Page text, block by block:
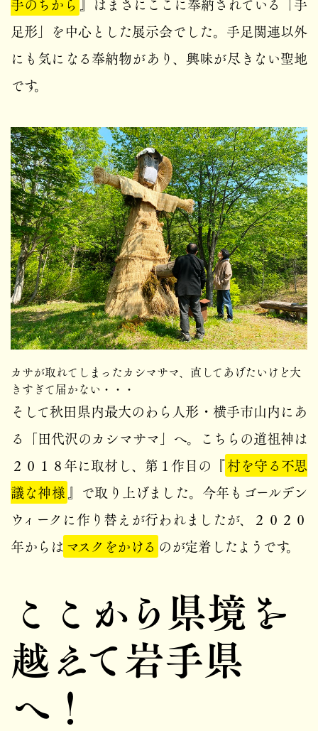
足形」を中心とした展示会でした。手足関連以外
にも気になる奉納物があり、興味が尽きない聖地
です。
カサが取れてしまったカシマサマ、直してあげたいけど大
きすぎて届かない・・・
そして秋田県内最大のわら人形・横手市山内にあ
る「田代沢のカシマサマ」へ。こちらの道祖神は
２０１８年に取材し、第１作目の『村を守る不思
議な神様』で取り上げました。今年もゴールデン
ウィークに作り替えが行われましたが、２０２０
年からはマスクをかける のが定着したようです。
ここから県境を
越えて岩手県
へ！